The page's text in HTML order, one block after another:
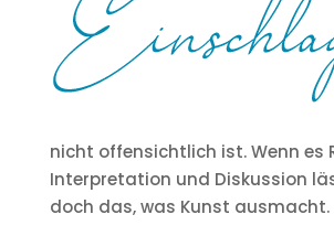
nicht offensichtlich ist. Wenn es
Interpretation und Diskussion
doch das, was Kunst ausmacht.